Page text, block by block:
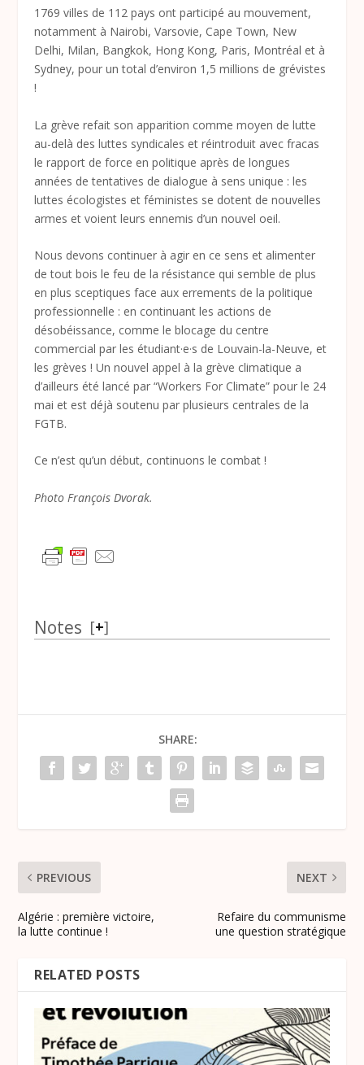
1769 villes de 112 pays ont participé au mouvement,
notamment à Nairobi, Varsovie, Cape Town, New
Delhi, Milan, Bangkok, Hong Kong, Paris, Montréal et à
Sydney, pour un total d’environ 1,5 millions de grévistes
!
La grève refait son apparition comme moyen de lutte
au-delà des luttes syndicales et réintroduit avec fracas
le rapport de force en politique après de longues
années de tentatives de dialogue à sens unique : les
luttes écologistes et féministes se dotent de nouvelles
armes et voient leurs ennemis d’un nouvel oeil.
Nous devons continuer à agir en ce sens et alimenter
de tout bois le feu de la résistance qui semble de plus
en plus sceptiques face aux errements de la politique
professionnelle : en continuant les actions de
désobéissance, comme le blocage du centre
commercial par les étudiant·e·s de Louvain-la-Neuve, et
les grèves ! Un nouvel appel à la grève climatique a
d’ailleurs été lancé par “Workers For Climate” pour le 24
mai et est déjà soutenu par plusieurs centrales de la
FGTB.
Ce n’est qu’un début, continuons le combat !
Photo François Dvorak.
Notes [+]
SHARE:
PREVIOUS
Algérie : première victoire,
la lutte continue !
NEXT
Refaire du communisme
une question stratégique
RELATED POSTS